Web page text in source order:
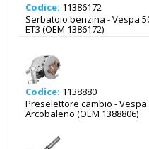
Codice: 11386172
Serbatoio benzina - Vespa
ET3 (OEM 1386172)
Codice: 1138880
Preselettore cambio - Vespa
Arcobaleno (OEM 1388806)